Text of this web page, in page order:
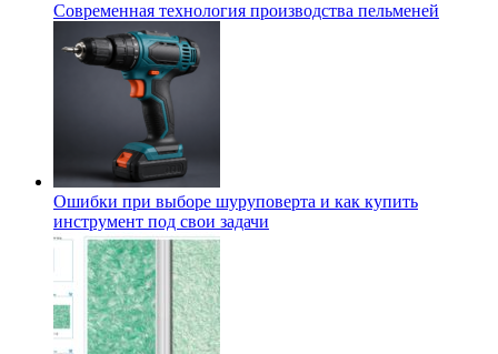
Современная технология производства пельменей
Ошибки при выборе шуруповерта и как купить
инструмент под свои задачи